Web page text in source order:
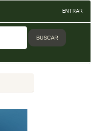
ENTRAR
BUSCAR